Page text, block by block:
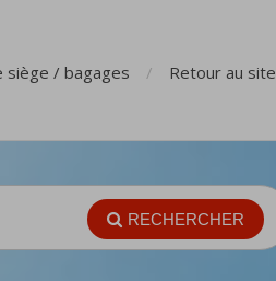
siège / bagages Retour au site
RECHERCHER